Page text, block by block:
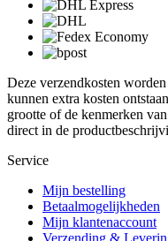
Deze verzendkosten
kunnen extra kosten
grootte of de kenmerken
direct in de
Service
Mijn bestelling
Betaalmogelijkheden
Mijn klantenaccount
Verzending &